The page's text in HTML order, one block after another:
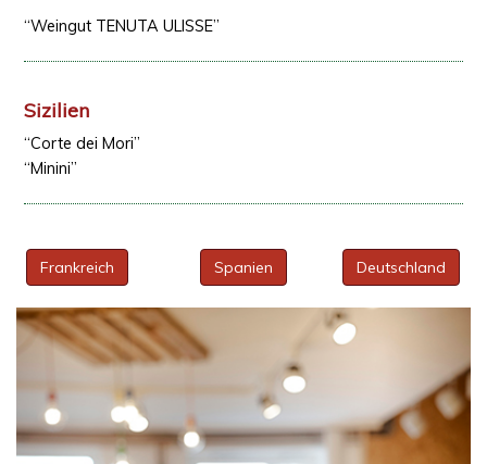
“Weingut TENUTA ULISSE”
Sizilien
“Corte dei Mori”
“Minini”
Frankreich Spanien Deutschland